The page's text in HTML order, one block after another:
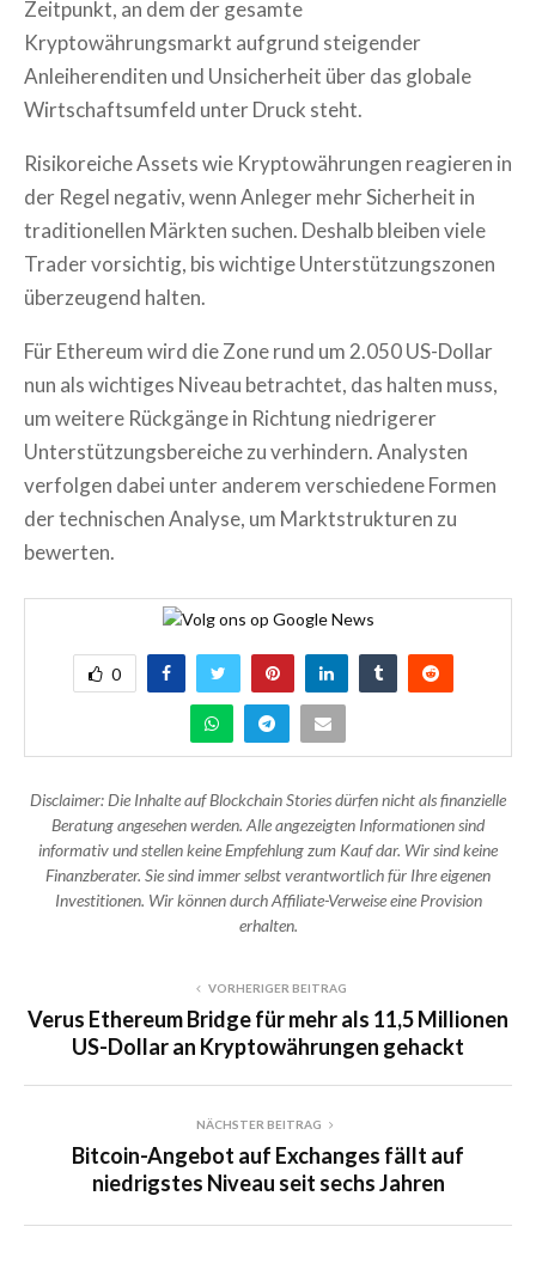
Zeitpunkt, an dem der gesamte
Kryptowährungsmarkt aufgrund steigender
Anleiherenditen und Unsicherheit über das globale
Wirtschaftsumfeld unter Druck steht.
Risikoreiche Assets wie Kryptowährungen reagieren in
der Regel negativ, wenn Anleger mehr Sicherheit in
traditionellen Märkten suchen. Deshalb bleiben viele
Trader vorsichtig, bis wichtige Unterstützungszonen
überzeugend halten.
Für Ethereum wird die Zone rund um 2.050 US-Dollar
nun als wichtiges Niveau betrachtet, das halten muss,
um weitere Rückgänge in Richtung niedrigerer
Unterstützungsbereiche zu verhindern. Analysten
verfolgen dabei unter anderem verschiedene Formen
der technischen Analyse, um Marktstrukturen zu
bewerten.
0
Disclaimer: Die Inhalte auf Blockchain Stories dürfen nicht als finanzielle
Beratung angesehen werden. Alle angezeigten Informationen sind
informativ und stellen keine Empfehlung zum Kauf dar. Wir sind keine
Finanzberater. Sie sind immer selbst verantwortlich für Ihre eigenen
Investitionen. Wir können durch Affiliate-Verweise eine Provision
erhalten.
VORHERIGER BEITRAG
Verus Ethereum Bridge für mehr als 11,5 Millionen
US-Dollar an Kryptowährungen gehackt
NÄCHSTER BEITRAG
Bitcoin-Angebot auf Exchanges fällt auf
niedrigstes Niveau seit sechs Jahren